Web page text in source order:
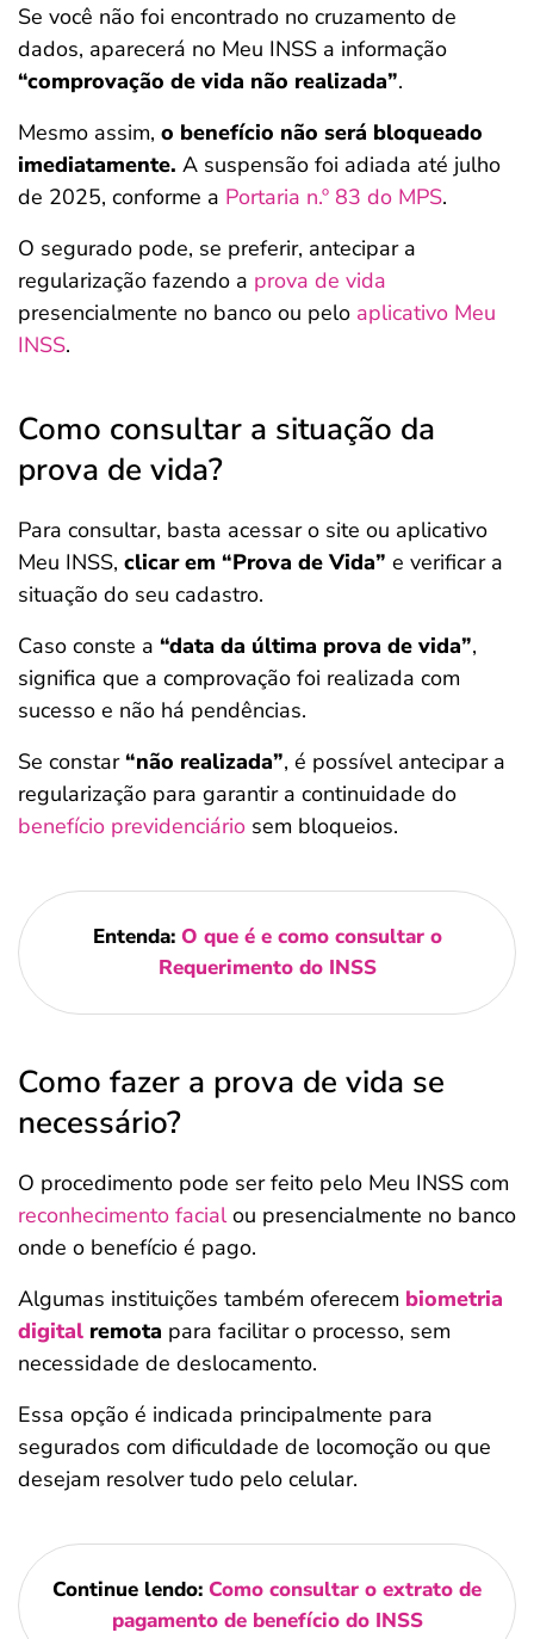
Se você não foi encontrado no cruzamento de
dados, aparecerá no Meu INSS a informação
“comprovação de vida não realizada”.
Mesmo assim, o benefício não será bloqueado
imediatamente. A suspensão foi adiada até julho
de 2025, conforme a Portaria n.º 83 do MPS.
O segurado pode, se preferir, antecipar a
regularização fazendo a prova de vida
presencialmente no banco ou pelo aplicativo Meu
INSS.
Como consultar a situação da
prova de vida?
Para consultar, basta acessar o site ou aplicativo
Meu INSS, clicar em “Prova de Vida” e verificar a
situação do seu cadastro.
Caso conste a “data da última prova de vida”,
significa que a comprovação foi realizada com
sucesso e não há pendências.
Se constar“não realizada”, é possível antecipar a
regularização para garantir a continuidade do
benefício previdenciário sem bloqueios.
Entenda: O que é e como consultar o
Requerimento do INSS
Como fazer a prova de vida se
necessário?
O procedimento pode ser feito pelo Meu INSS com
reconhecimento facialou presencialmente no banco
onde o benefício é pago.
Algumas instituições também oferecem biometria
digital remota para facilitar o processo, sem
necessidade de deslocamento.
Essa opção é indicada principalmente para
segurados com dificuldade de locomoção ou que
desejam resolver tudo pelo celular.
Continue lendo: Como consultar o extrato de
pagamento de benefício do INSS